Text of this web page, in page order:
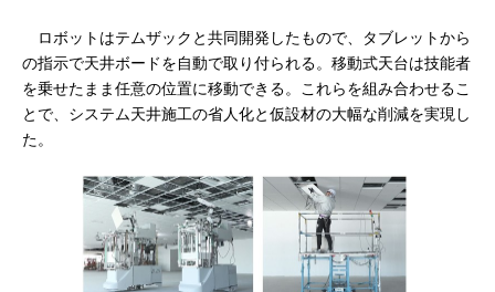
ロボットはテムザックと共同開発したもので、タブレットから
の指示で天井ボードを自動で取り付られる。移動式天台は技能者
を乗せたまま任意の位置に移動できる。これらを組み合わせるこ
とで、システム天井施工の省人化と仮設材の大幅な削減を実現し
た。